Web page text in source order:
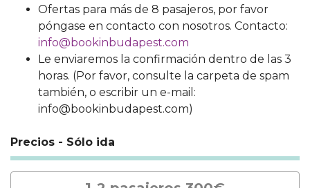
Ofertas para más de 8 pasajeros, por favor
póngase en contacto con nosotros. Contacto:
info@bookinbudapest.com
Le enviaremos la confirmación dentro de las 3
horas. (Por favor, consulte la carpeta de spam
también, o escribir un e-mail:
info@bookinbudapest.com)
Precios - Sólo ida